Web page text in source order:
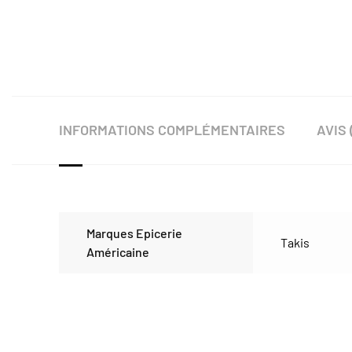
INFORMATIONS COMPLÉMENTAIRES AVIS
Marques Epicerie
Américaine
Takis